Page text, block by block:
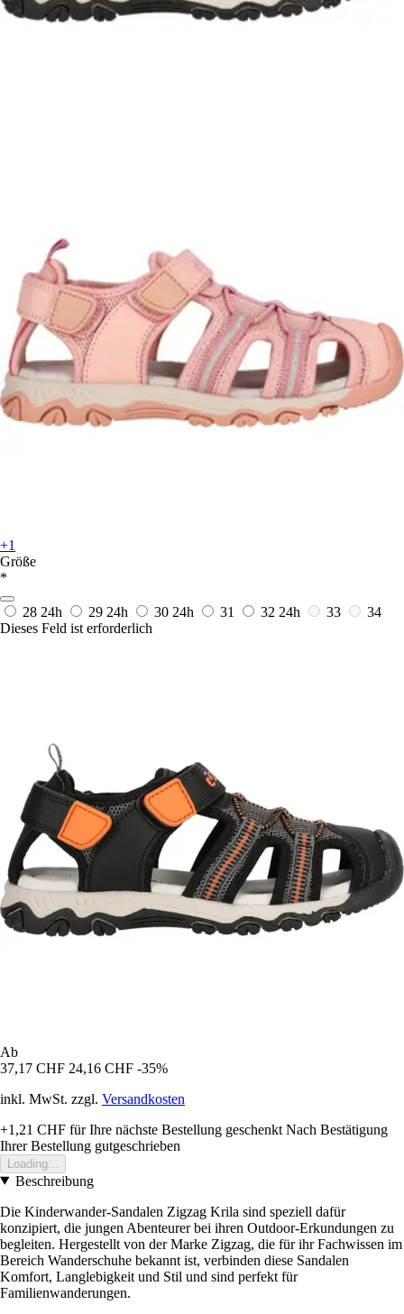
+1
Größe
*
28 24h 29 24h 30 24h 31 32 24h 33
34
Dieses Feld ist erforderlich
Ab
37,17 CHF 24,16 CHF -35%
inkl. MwSt. zzgl. Versandkosten
+1,21 CHF für Ihre nächste Bestellung geschenkt Nach Bestätigung
Ihrer Bestellung gutgeschrieben
Loading...
Beschreibung
Die Kinderwander-Sandalen Zigzag Krila sind speziell dafür
konzipiert, die jungen Abenteurer bei ihren Outdoor-Erkundungen zu
begleiten. Hergestellt von der Marke Zigzag, die für ihr Fachwissen im
Bereich Wanderschuhe bekannt ist, verbinden diese Sandalen
Komfort, Langlebigkeit und Stil und sind perfekt für
Familienwanderungen.